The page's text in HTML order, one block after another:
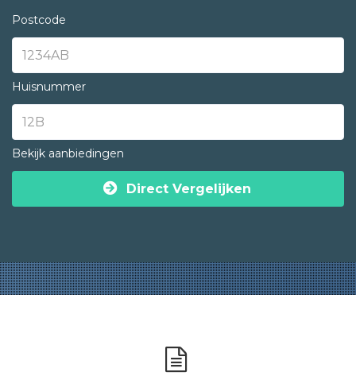
Postcode
Huisnummer
Bekijk aanbiedingen
Direct Vergelijken